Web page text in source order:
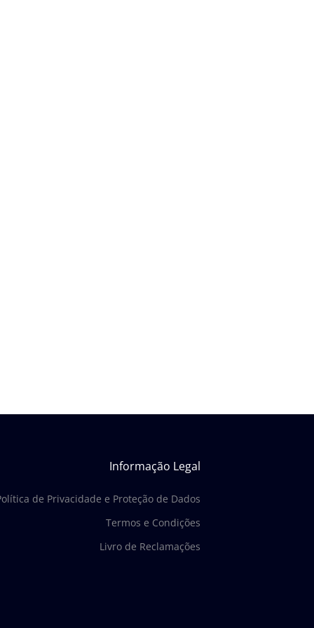
Informação Legal
de Privacidade e Proteção de Dados
Termos e Condições
Livro de Reclamações